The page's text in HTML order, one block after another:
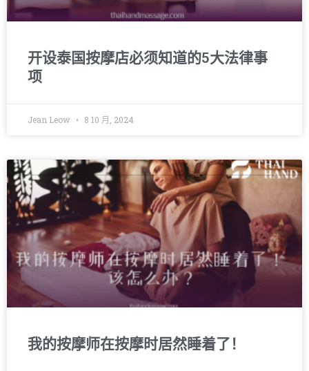
开设泰国按摩店必须知道的5大法律事
项
Jean Leow 8 10 月, 2024
我的按摩师在按摩时居然睡着了！